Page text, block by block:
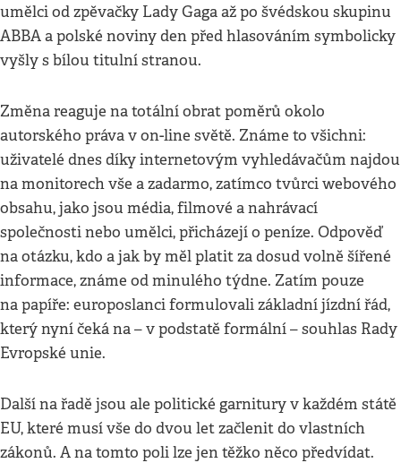
umělci od zpěvačky Lady Gaga až po švédskou skupinu
ABBA a polské noviny den před hlasováním symbolicky
vyšly s bílou titulní stranou.
Změna reaguje na totální obrat poměrů okolo
autorského práva v on-line světě. Známe to všichni:
uživatelé dnes díky internetovým vyhledávačům najdou
na monitorech vše a zadarmo, zatímco tvůrci webového
obsahu, jako jsou média, filmové a nahrávací
společnosti nebo umělci, přicházejí o peníze. Odpověď
na otázku, kdo a jak by měl platit za dosud volně šířené
informace, známe od minulého týdne. Zatím pouze
na papíře: europoslanci formulovali základní jízdní řád,
který nyní čeká na – v podstatě formální – souhlas Rady
Evropské unie.
Další na řadě jsou ale politické garnitury v každém státě
EU, které musí vše do dvou let začlenit do vlastních
zákonů. A na tomto poli lze jen těžko něco předvídat.